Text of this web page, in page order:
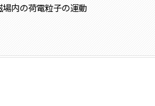
場内の荷電粒子の運動